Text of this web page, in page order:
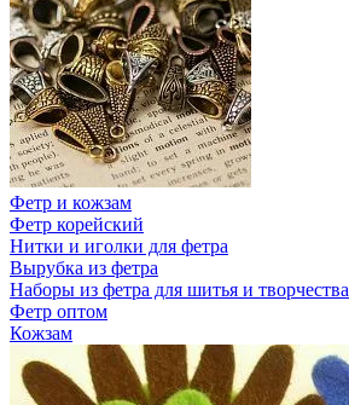
Фетр и кожзам
Фетр корейский
Нитки и иголки для фетра
Вырубка из фетра
Наборы из фетра для шитья и творчества
Фетр оптом
Кожзам